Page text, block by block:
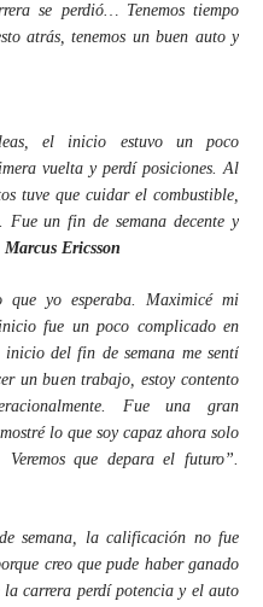
se perdió… Tenemos tiempo
atrás, tenemos un buen auto y
el inicio estuvo un poco
vuelta y perdí posiciones. Al
tuve que cuidar el combustible,
un fin de semana decente y
Marcus Ericsson
yo esperaba. Maximicé mi
fue un poco complicado en
del fin de semana me sentí
un buen trabajo, estoy contento
Fue una gran
lo que soy capaz ahora solo
que depara el futuro”.
semana, la calificación no fue
creo que pude haber ganado
la carrera perdí potencia y el auto